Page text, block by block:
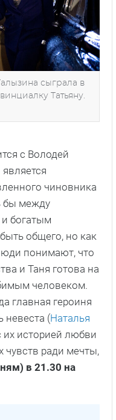
сыграла в
Татьяну.
с Володей
чиновника
бы между
богатым
общего, но как
понимают, что
и Таня готова на
человеком.
главная героиня
невеста (Наталья
их историей любви
чувств ради мечты,
в 21.30 на